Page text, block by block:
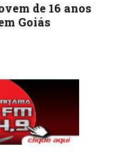
de 16 anos
Goiás